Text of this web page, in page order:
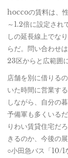
hoccoの賃料は、
～1.2倍に設定され
しの延長線上でな
らだ。問い合わせ
23区からと広範囲
店舗を別に借りる
いた時間に営業す
しながら、自分の
予備軍も多くいる
りわい賃貸住宅だ
きるのか、今後の
○小田急バス「10/